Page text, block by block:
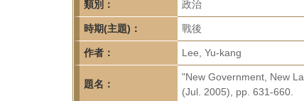
首
頁
類別： 政治
時期(主題)： 戰後
作者： Lee, Yu-kang
題名：
"New Government, New
(Jul. 2005), pp. 631-660.